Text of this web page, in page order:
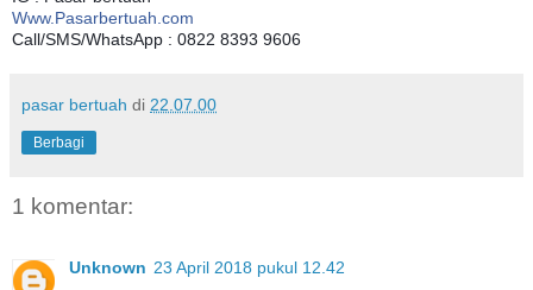
Www.Pasarbertuah.com
Call/SMS/WhatsApp : 0822 8393 9606
pasar bertuah di 22.07.00
Berbagi
1 komentar:
Unknown 23 April 2018 pukul 12.42